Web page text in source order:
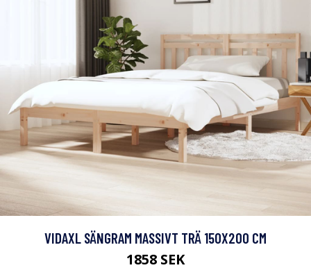
VIDAXL SÄNGRAM MASSIVT TRÄ 150X200 CM
1858 SEK